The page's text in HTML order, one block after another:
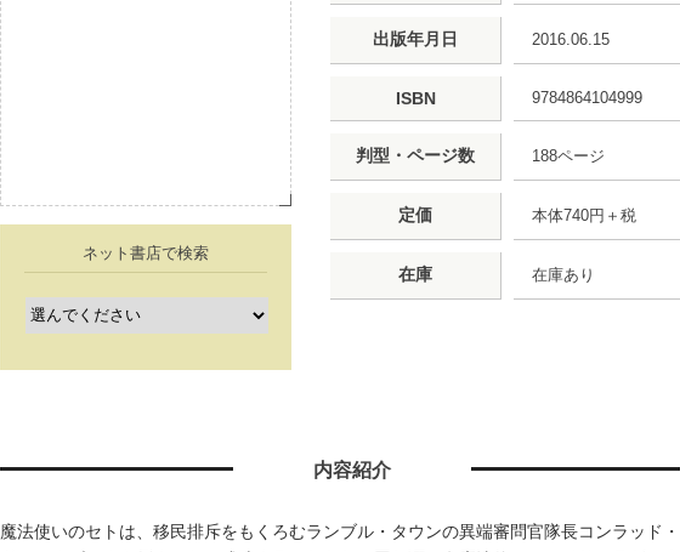
出版年月日 2016.06.15
ISBN 9784864104999
判型・ページ数 188ページ
定価 本体740円＋税
在庫 在庫あり
ネット書店で検索
内容紹介
魔法使いのセトは、移民排斥をもくろむランブル・タウンの異端審問官隊長コンラッド・